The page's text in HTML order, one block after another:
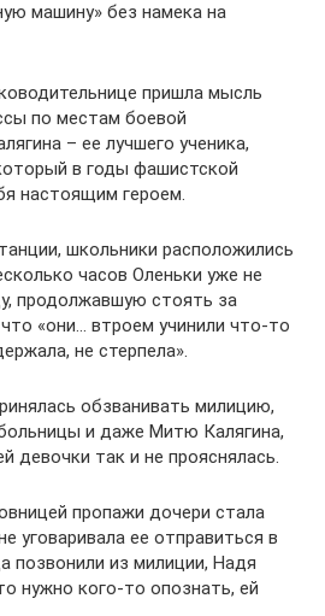
машину» без намека на
пришла мысль
по местам боевой
– ее лучшего ученика,
в годы фашистской
настоящим героем.
школьники расположились
часов Оленьки уже не
продолжавшую стоять за
«они… втроем учинили что-то
не стерпела».
обзванивать милицию,
и даже Митю Калягина,
девочки так и не прояснялась.
пропажи дочери стала
уговаривала ее отправиться в
позвонили из милиции, Надя
нужно кого-то опознать, ей